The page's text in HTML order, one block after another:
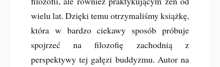
wielu lat. Dzięki temu otrzymaliśmy książkę,
która w bardzo ciekawy sposób próbuje
spojrzeć na filozofię zachodnią z
perspektywy tej gałęzi buddyzmu. Autor na